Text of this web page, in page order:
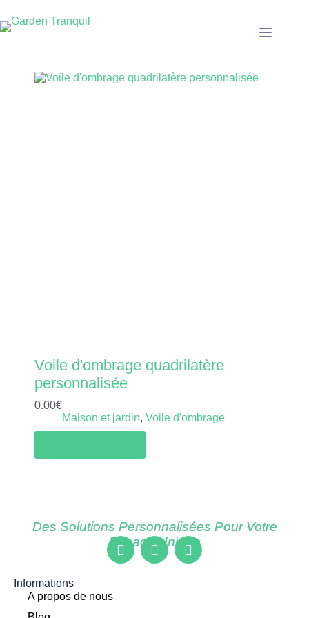
Voile d'ombrage quadrilatère
personnalisée
0.00€
Maison et jardin, Voile d'ombrage
Des Solutions Personnalisées Pour Votre
Espace Unique
Informations
A propos de nous